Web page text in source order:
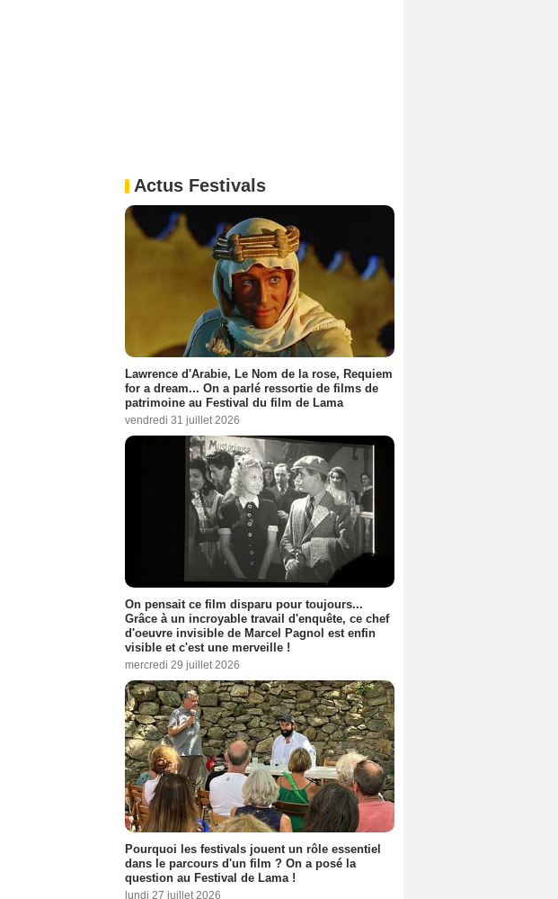
Actus Festivals
Lawrence d'Arabie, Le Nom de la rose, Requiem
for a dream... On a parlé ressortie de films de
patrimoine au Festival du film de Lama
vendredi 31 juillet 2026
On pensait ce film disparu pour toujours...
Grâce à un incroyable travail d'enquête, ce chef
d'oeuvre invisible de Marcel Pagnol est enfin
visible et c'est une merveille !
mercredi 29 juillet 2026
Pourquoi les festivals jouent un rôle essentiel
dans le parcours d'un film ? On a posé la
question au Festival de Lama !
lundi 27 juillet 2026